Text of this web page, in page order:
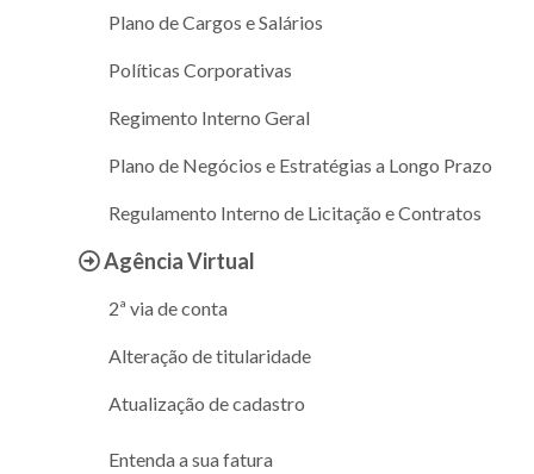
Plano de Cargos e Salários
Políticas Corporativas
Regimento Interno Geral
Plano de Negócios e Estratégias a Longo Prazo
Regulamento Interno de Licitação e Contratos
Agência Virtual
2ª via de conta
Alteração de titularidade
Atualização de cadastro
Entenda a sua fatura